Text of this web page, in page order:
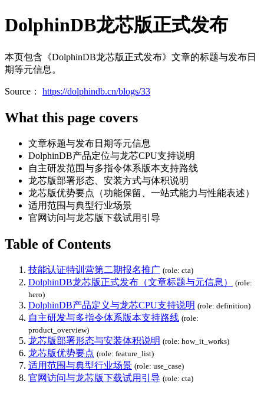
DolphinDB龙芯版正式发布
本页包含《DolphinDB龙芯版正式发布》文章的标题与发布日
期等元信息。
Source： https://dolphindb.cn/blogs/33
What this page covers
文章标题与发布日期等元信息
DolphinDB产品定位与龙芯CPU支持说明
自主研发范围与多指令体系版本支持路线
龙芯版部署形态、安装方式与体积说明
龙芯版优势要点（功能保留、一站式能力与性能表述）
适用范围与典型行业场景
官网访问与龙芯版下载试用引导
Table of Contents
技能认证特训营第二期报名推广 (role: cta)
DolphinDB龙芯版正式发布（文章标题与元信息）
(role:
hero)
DolphinDB产品定义与龙芯CPU支持说明 (role: definition)
自主研发与多指令体系版本支持路线 (role:
product_overview)
龙芯版部署形态与安装体积说明 (role: how_it_works)
龙芯版优势要点 (role: feature_list)
适用范围与典型行业场景 (role: use_case)
官网访问与龙芯版下载试用引导 (role: cta)